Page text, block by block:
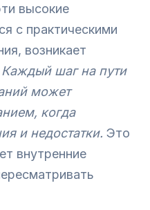
высокие
с практическими
возникает
Каждый шаг на пути
может
когда
и недостатки. Это
внутренние